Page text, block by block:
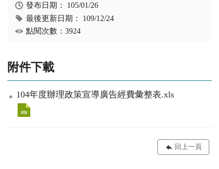
發布日期： 105/01/26
最後更新日期： 109/12/24
點閱次數：3924
附件下載
104年度辦理政策宣導廣告經費彙整表.xls
回上一頁